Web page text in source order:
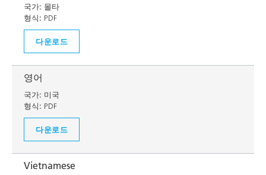
국가: 몰타
형식: PDF
다운로드
영어
국가: 미국
형식: PDF
다운로드
Vietnamese